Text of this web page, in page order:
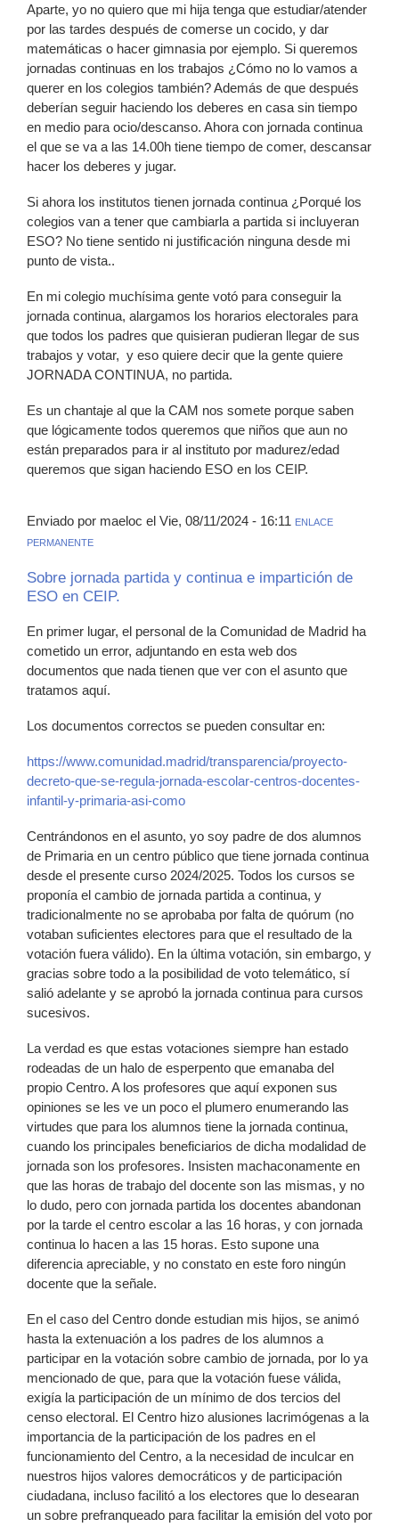
Aparte, yo no quiero que mi hija tenga que estudiar/atender
por las tardes después de comerse un cocido, y dar
matemáticas o hacer gimnasia por ejemplo. Si queremos
jornadas continuas en los trabajos ¿Cómo no lo vamos a
querer en los colegios también? Además de que después
deberían seguir haciendo los deberes en casa sin tiempo
en medio para ocio/descanso. Ahora con jornada continua
el que se va a las 14.00h tiene tiempo de comer, descansar
hacer los deberes y jugar.
Si ahora los institutos tienen jornada continua ¿Porqué los
colegios van a tener que cambiarla a partida si incluyeran
ESO? No tiene sentido ni justificación ninguna desde mi
punto de vista..
En mi colegio muchísima gente votó para conseguir la
jornada continua, alargamos los horarios electorales para
que todos los padres que quisieran pudieran llegar de sus
trabajos y votar, y eso quiere decir que la gente quiere
JORNADA CONTINUA, no partida.
Es un chantaje al que la CAM nos somete porque saben
que lógicamente todos queremos que niños que aun no
están preparados para ir al instituto por madurez/edad
queremos que sigan haciendo ESO en los CEIP.
Enviado por maeloc el Vie, 08/11/2024 - 16:11 ENLACE
PERMANENTE
Sobre jornada partida y continua e impartición de
ESO en CEIP.
En primer lugar, el personal de la Comunidad de Madrid ha
cometido un error, adjuntando en esta web dos
documentos que nada tienen que ver con el asunto que
tratamos aquí.
Los documentos correctos se pueden consultar en:
https://www.comunidad.madrid/transparencia/proyecto-
decreto-que-se-regula-jornada-escolar-centros-docentes-
infantil-y-primaria-asi-como
Centrándonos en el asunto, yo soy padre de dos alumnos
de Primaria en un centro público que tiene jornada continua
desde el presente curso 2024/2025. Todos los cursos se
proponía el cambio de jornada partida a continua, y
tradicionalmente no se aprobaba por falta de quórum (no
votaban suficientes electores para que el resultado de la
votación fuera válido). En la última votación, sin embargo, y
gracias sobre todo a la posibilidad de voto telemático, sí
salió adelante y se aprobó la jornada continua para cursos
sucesivos.
La verdad es que estas votaciones siempre han estado
rodeadas de un halo de esperpento que emanaba del
propio Centro. A los profesores que aquí exponen sus
opiniones se les ve un poco el plumero enumerando las
virtudes que para los alumnos tiene la jornada continua,
cuando los principales beneficiarios de dicha modalidad de
jornada son los profesores. Insisten machaconamente en
que las horas de trabajo del docente son las mismas, y no
lo dudo, pero con jornada partida los docentes abandonan
por la tarde el centro escolar a las 16 horas, y con jornada
continua lo hacen a las 15 horas. Esto supone una
diferencia apreciable, y no constato en este foro ningún
docente que la señale.
En el caso del Centro donde estudian mis hijos, se animó
hasta la extenuación a los padres de los alumnos a
participar en la votación sobre cambio de jornada, por lo ya
mencionado de que, para que la votación fuese válida,
exigía la participación de un mínimo de dos tercios del
censo electoral. El Centro hizo alusiones lacrimógenas a la
importancia de la participación de los padres en el
funcionamiento del Centro, a la necesidad de inculcar en
nuestros hijos valores democráticos y de participación
ciudadana, incluso facilitó a los electores que lo desearan
un sobre prefranqueado para facilitar la emisión del voto por